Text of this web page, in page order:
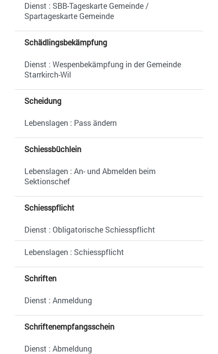
Dienst : SBB-Tageskarte Gemeinde /
Spartageskarte Gemeinde
Schädlingsbekämpfung
Dienst : Wespenbekämpfung in der Gemeinde
Starrkirch-Wil
Scheidung
Lebenslagen : Pass ändern
Schiessbüchlein
Lebenslagen : An- und Abmelden beim
Sektionschef
Schiesspflicht
Dienst : Obligatorische Schiesspflicht
Lebenslagen : Schiesspflicht
Schriften
Dienst : Anmeldung
Schriftenempfangsschein
Dienst : Abmeldung